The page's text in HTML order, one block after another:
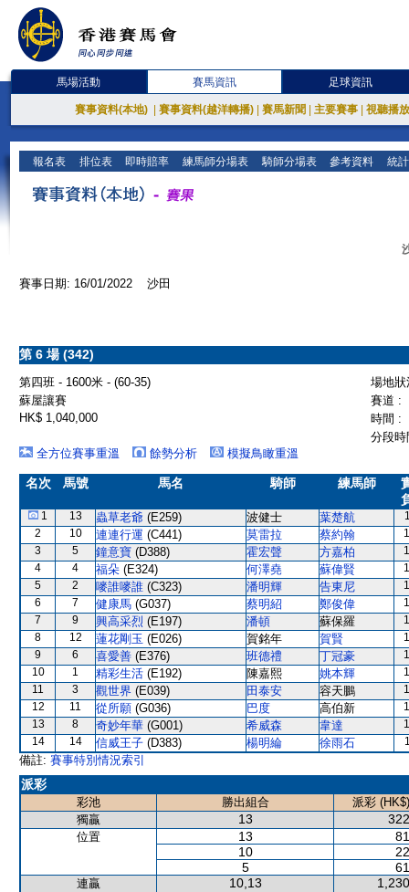
馬場活動 賽馬資訊 足球資訊
賽事資料(本地) 賽事資料(越洋轉播) 賽馬新聞 主要賽事 視聽播
報名表 排位表 即時賠率 練馬師分場表 騎師分場表 參考資料 統
賽事日期: 16/01/2022 沙田
第 6 場 (342)
第四班 - 1600米 - (60-35)
場地
蘇屋讓賽
賽道 :
HK$ 1,040,000
時間 :
分段
全方位賽事重溫
餘勢分析 模擬鳥瞰重溫
名次 馬號 馬名 騎師 練馬師
1 13 蟲草老爺 (E259) 波健士 葉楚航
2
10 連連行運 (C441) 莫雷拉 蔡約翰
3
5 鐘意寶 (D388) 霍宏聲 方嘉柏
4
4 福朵 (E324) 何澤堯 蘇偉賢
5
2 嘜誰嘜誰 (C323) 潘明輝 告東尼
6
7 健康馬 (G037) 蔡明紹 鄭俊偉
7
9 興高采烈 (E197) 潘頓 蘇保羅
8
12 蓮花剛玉 (E026) 賀銘年 賀賢
9
6 喜愛善 (E376) 班德禮 丁冠豪
10
1 精彩生活 (E192) 陳嘉熙 姚本輝
11
3 觀世界 (E039) 田泰安 容天鵬
12
11 從所願 (G036) 巴度 高伯新
13
8 奇妙年華 (G001) 希威森 韋達
14
14 信威王子 (D383) 楊明綸 徐雨石
備註: 賽事特別情況索引
派彩
彩池 勝出組合
派彩 (HK$)
獨贏
13
位置 13
10
5
連贏 10,13